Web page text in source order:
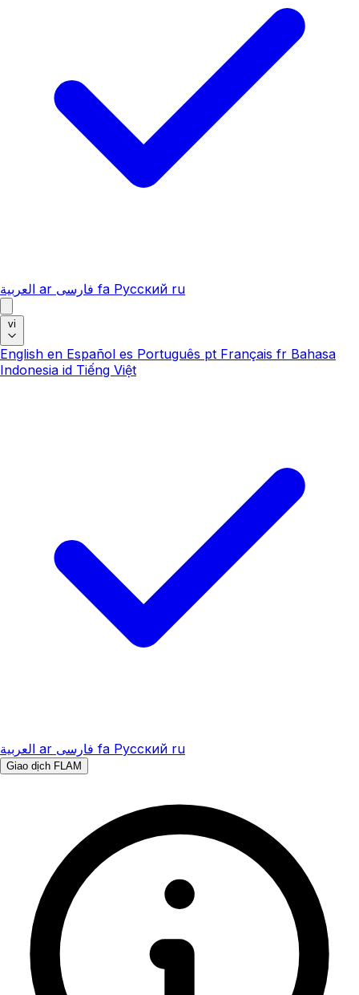
العربية ar فارسی fa Русский ru
vi
English en Español es Português pt Français fr Bahasa
Indonesia id Tiếng Việt
العربية ar فارسی fa Русский ru
Giao dịch FLAM